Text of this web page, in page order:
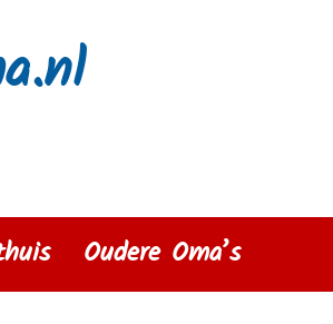
Oudere Oma’s